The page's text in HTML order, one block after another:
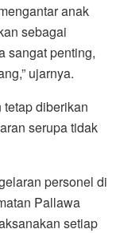
anak
sebagai
sangat penting,
ujarnya.
tetap diberikan
serupa tidak
personel di
Pallawa
setiap